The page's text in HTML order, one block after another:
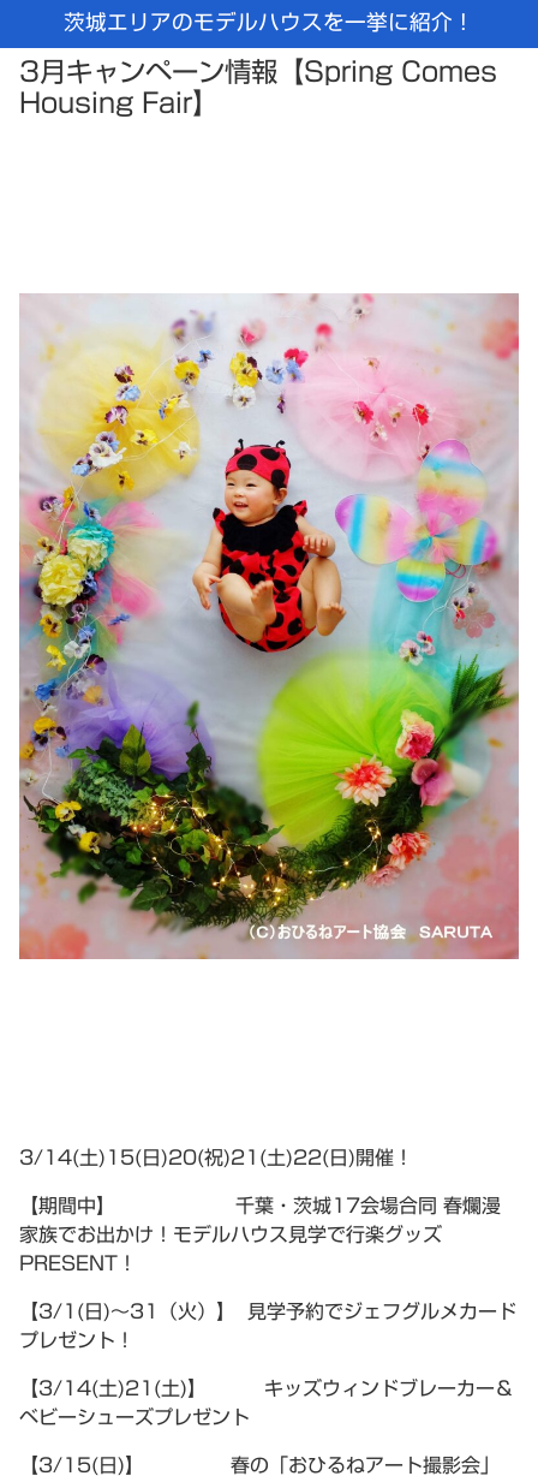
茨城エリアのモデルハウスを一挙に紹介！
3月キャンペーン情報【Spring Comes
Housing Fair】
3/14(土)15(日)20(祝)21(土)22(日)開催！
【期間中】 千葉・茨城17会場合同 春爛漫
家族でお出かけ！モデルハウス見学で行楽グッズ
PRESENT！
【3/1(日)～31（火）】 見学予約でジェフグルメカード
プレゼント！
【3/14(土)21(土)】 キッズウィンドブレーカー＆
ベビーシューズプレゼント
【3/15(日)】 春の「おひるねアート撮影会」